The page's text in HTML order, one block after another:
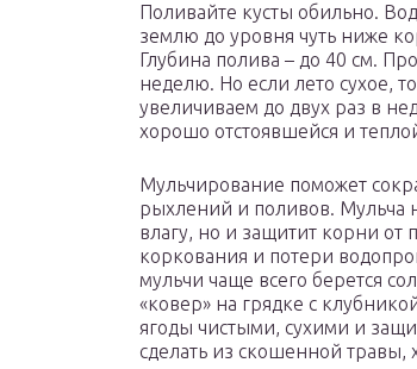
Поливайте кусты обильно.
землю до уровня чуть ниже
Глубина полива – до 40 см.
неделю. Но если лето сухое,
увеличиваем до двух раз в
хорошо отстоявшейся и
Мульчирование поможет
рыхлений и поливов. Мульча
влагу, но и защитит корни от
коркования и потери
мульчи чаще всего берется
«ковер» на грядке с
ягоды чистыми, сухими и
сделать из скошенной